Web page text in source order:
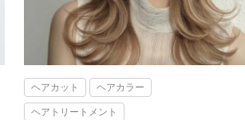
ヘアカット ヘアカラー
ヘアトリートメント